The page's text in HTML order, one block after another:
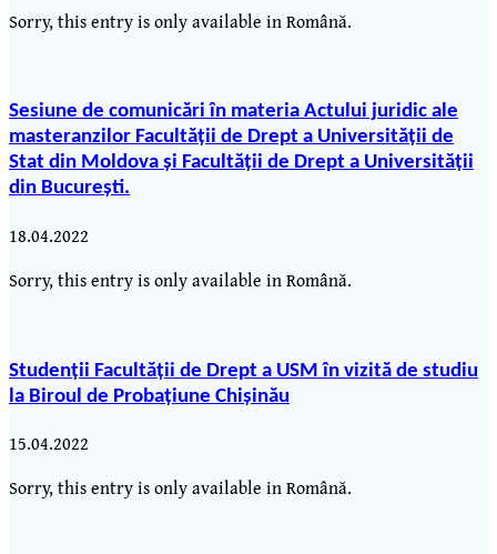
Sorry, this entry is only available in Română.
Sesiune de comunicări în materia Actului juridic ale
masteranzilor Facultății de Drept a Universității de
Stat din Moldova și Facultății de Drept a Universității
din București.
18.04.2022
Sorry, this entry is only available in Română.
Studenții Facultății de Drept a USM în vizită de studiu
la Biroul de Probațiune Chișinău
15.04.2022
Sorry, this entry is only available in Română.